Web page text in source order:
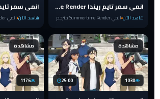
انمي سمر تايم ريندا Summertime Render الحلقة 11 مترجم
شاهد الآن انمي Summertime Render مترجم شاهد الآن انمي Summertime Render مترجم
مشاهدة
25:00 1030
مشاهدة
1176